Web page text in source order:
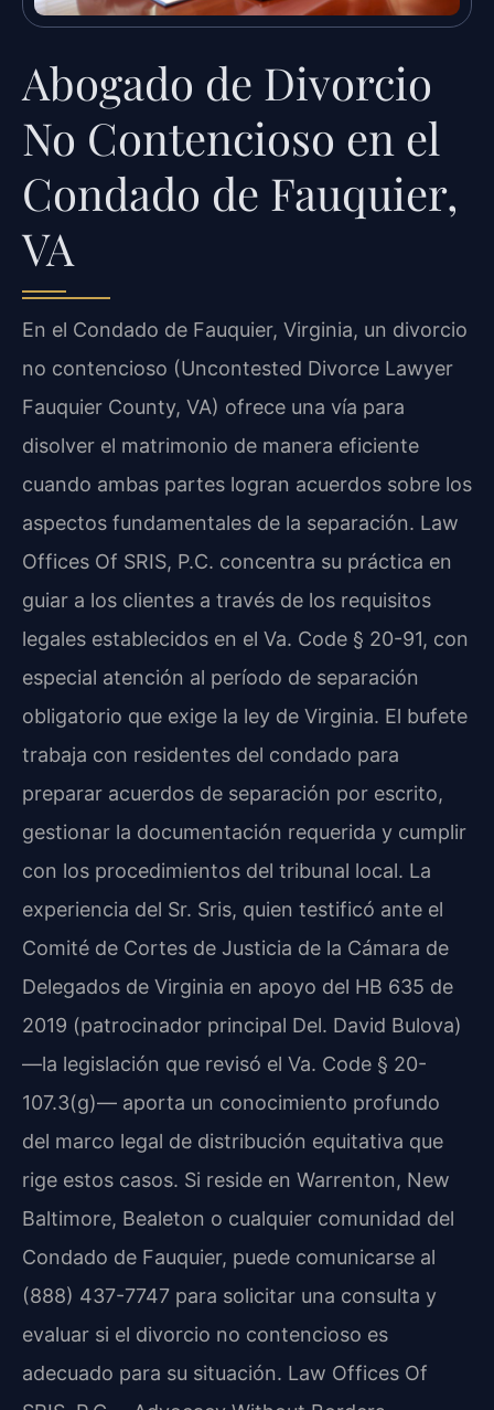
Abogado de Divorcio
No Contencioso en el
Condado de Fauquier,
VA
En el Condado de Fauquier, Virginia, un divorcio
no contencioso (Uncontested Divorce Lawyer
Fauquier County, VA) ofrece una vía para
disolver el matrimonio de manera eficiente
cuando ambas partes logran acuerdos sobre los
aspectos fundamentales de la separación. Law
Offices Of SRIS, P.C. concentra su práctica en
guiar a los clientes a través de los requisitos
legales establecidos en el Va. Code § 20-91, con
especial atención al período de separación
obligatorio que exige la ley de Virginia. El bufete
trabaja con residentes del condado para
preparar acuerdos de separación por escrito,
gestionar la documentación requerida y cumplir
con los procedimientos del tribunal local. La
experiencia del Sr. Sris, quien testificó ante el
Comité de Cortes de Justicia de la Cámara de
Delegados de Virginia en apoyo del HB 635 de
2019 (patrocinador principal Del. David Bulova)
—la legislación que revisó el Va. Code § 20-
107.3(g)— aporta un conocimiento profundo
del marco legal de distribución equitativa que
rige estos casos. Si reside en Warrenton, New
Baltimore, Bealeton o cualquier comunidad del
Condado de Fauquier, puede comunicarse al
(888) 437-7747 para solicitar una consulta y
evaluar si el divorcio no contencioso es
adecuado para su situación. Law Offices Of